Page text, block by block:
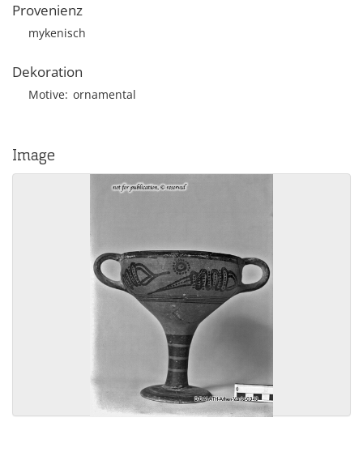
Provenienz
mykenisch
Dekoration
Motive ornamental
Image